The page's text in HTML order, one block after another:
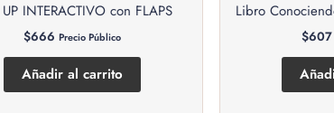
INTERACTIVO con FLAPS
$666 Precio Público
Añadir al carrito
Libro
$607